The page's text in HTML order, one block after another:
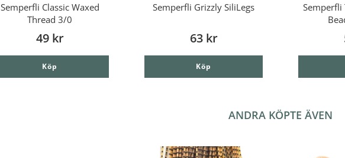
Semperfli Classic Waxed
Thread 3/0
49 kr
Köp
Semperfli Grizzly SiliLegs
63 kr
Köp
Semperfli
ANDRA KÖPTE ÄVEN